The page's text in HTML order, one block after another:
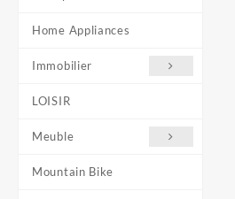
Home Appliances
Immobilier
LOISIR
Meuble
Mountain Bike